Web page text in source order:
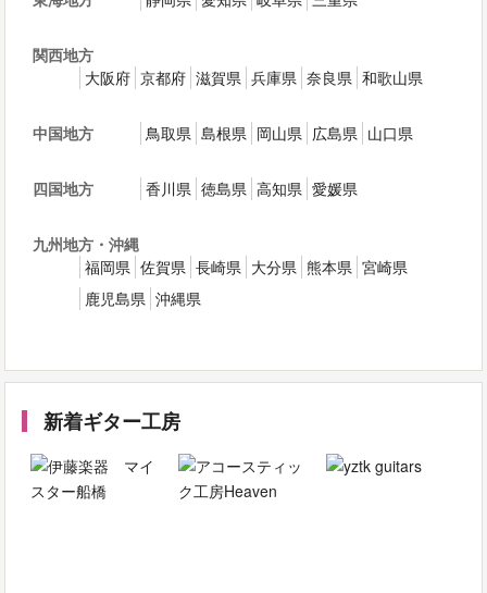
関西地方
大阪府 京都府 滋賀県 兵庫県 奈良県 和歌山県
中国地方 鳥取県 島根県 岡山県 広島県 山口県
四国地方 香川県 徳島県 高知県 愛媛県
九州地方・沖縄
福岡県 佐賀県 長崎県 大分県 熊本県 宮崎県
鹿児島県 沖縄県
新着ギター工房